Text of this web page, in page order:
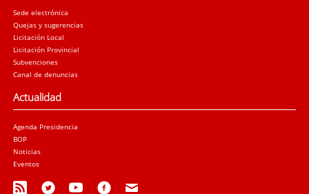
Sede electrónica
Quejas y sugerencias
Licitación Local
Licitación Provincial
Subvenciones
Canal de denuncias
Actualidad
Agenda Presidencia
BOP
Noticias
Eventos